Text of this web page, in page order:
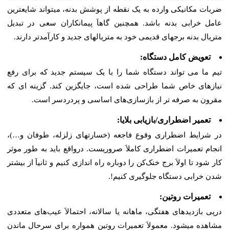
ضربات مکانیکی وارده به یک نقطه از پوشش بدنه، میتواند شایعترین
عامل خرابی بدنه باشد. همچنین گاهاَ پیمانکاران سعی در تبدیل
متریال بدنه برجهای قدیمی خود به متریالهای جدید و کارآمدتر دارند.
تعویض کامل دستگاه:
تیم ما می تواند دستگاه شما را با یک سیستم جدید که برای رفع
نیازهای خاص شما طراحی شده است، جایگزین کند. گزینه ای که
مقرون به صرفه تر از بازسازی‌های اساسی و پردردسر است.
تعمیر اضطراری/بازیابی بلایا:
در شرایط اضطراری وقوع فاجعه (خسارتهای زلزله، طوفان و…)،
انجام تعمیرات اضطراری کاملاَ صروریست. درواقع باید به طور موثر
کار شود تا اولاَ برج خنک‌کن را دوباره راه اندازی کنیم و ثانیاَ از بیشتر
شدن خرابی دستگاه جلوگیری کنیم!.
تعمیرات روتین:
درپی بازدیدهای هفتگی، ماهانه یا سالانه، احتمالاَ عیب‌های متعددی
مشاهده میشود. معمولاَ تعمیرات روتین همواره برای سرحال ماندن